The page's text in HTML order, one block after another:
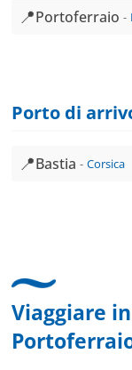
📍Portoferraio
Porto di
📍Bastia Corsica
Viaggiare